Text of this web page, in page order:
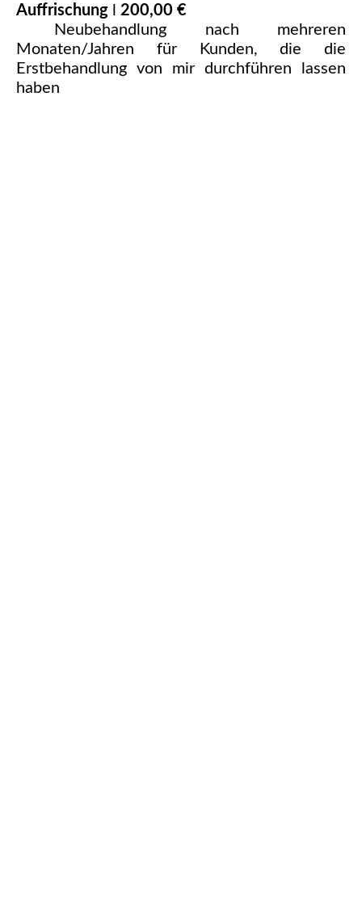
Auffrischung
200,00 €
Neubehandlung nach mehreren
Monaten/Jahren für Kunden, die die
Erstbehandlung von mir durchführen lassen
haben